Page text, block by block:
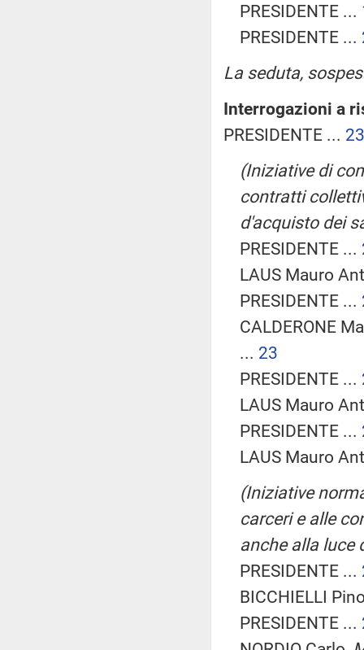
PRESIDENTE ...
PRESIDENTE ...
La seduta,
Interrogazioni a
PRESIDENTE ... 23
(Iniziative di
contratti
d'acquisto dei
PRESIDENTE ...
LAUS Mauro
PRESIDENTE ...
CALDERONE
... 23
PRESIDENTE ...
LAUS Mauro
PRESIDENTE ...
LAUS Mauro
(Iniziative
carceri e alle
anche alla luce
PRESIDENTE ...
BICCHIELLI
PRESIDENTE ...